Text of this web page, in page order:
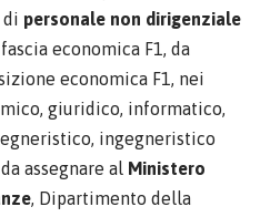
di personale non dirigenziale
economica F1, da
economica F1, nei
giuridico, informatico,
ingegneristico
da assegnare al Ministero
, Dipartimento della